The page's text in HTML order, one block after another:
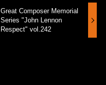
Great Composer Memorial
Series "John Lennon
Respect" vol.242